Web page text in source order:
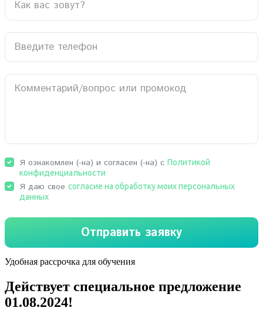
Удобная рассрочка для обучения
Действует специальное предложение
01.08.2024!